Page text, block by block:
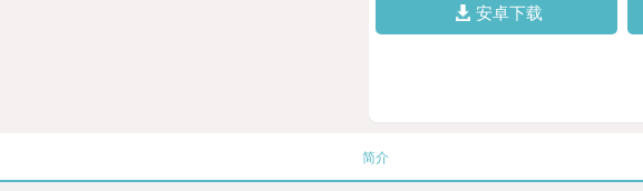
安卓下载
简介